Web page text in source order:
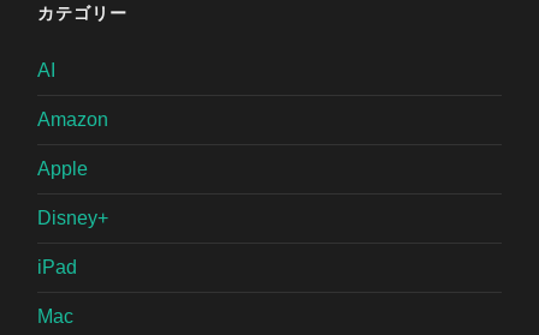
カテゴリー
AI
Amazon
Apple
Disney+
iPad
Mac